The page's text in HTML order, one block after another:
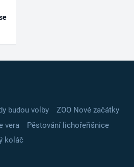
budou volby
ZOO Nové začátky
vera
Pěstování lichořeřišnice
koláč